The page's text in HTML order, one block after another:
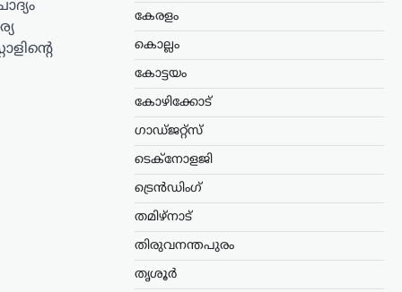
കേരളം
കൊല്ലം
കോട്ടയം
കോഴിക്കോട്
ഗാഡ്ജറ്റ്സ്
ടെക്നോളജി
ട്രെൻഡിംഗ്
തമിഴ്നാട്
തിരുവനന്തപുരം
തൃശൂർ